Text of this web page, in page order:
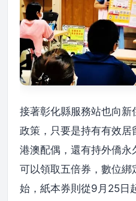
接著彰化縣服務站也向新
政策，只要是持有有效居
港澳配偶，還有持外僑
可以領取五倍券，數位
始，紙本券則從9月25日